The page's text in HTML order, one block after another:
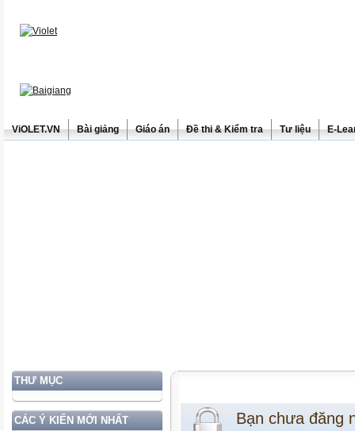
ViOLET.VN Bài giảng Giáo án Đề thi & Kiểm tra Tư liệu E-
THƯ MỤC
CÁC Ý KIẾN MỚI NHẤT Bạn chưa đăng